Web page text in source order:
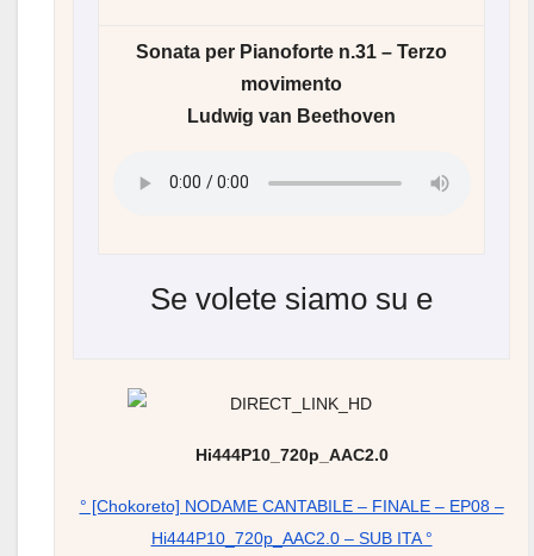
Sonata per Pianoforte n.31 – Terzo
movimento
Ludwig van Beethoven
Se volete siamo su e
Hi444P10_720p_AAC2.0
° [Chokoreto] NODAME CANTABILE – FINALE – EP08 –
Hi444P10_720p_AAC2.0 – SUB ITA °